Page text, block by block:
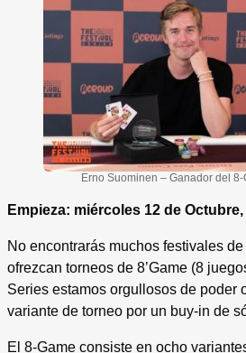
Erno Suominen – Ganador del
Empieza: miércoles 12 de Octubre,
No encontrarás muchos festivales
ofrezcan torneos de 8’Game (8
Series estamos orgullosos de poder
variante de torneo por un buy-in de
El 8-Game consiste en ocho